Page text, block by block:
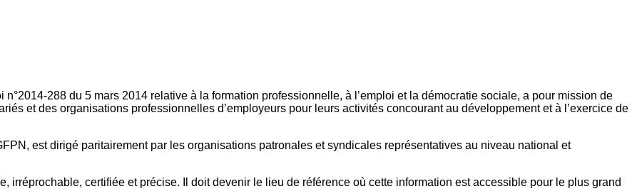
288 du 5 mars 2014 relative à la formation professionnelle, à l’emploi et la démocratie sociale, a pour mission de
et des organisations professionnelles d’employeurs pour leurs activités concourant au développement et à l’exercice de
est dirigé paritairement par les organisations patronales et syndicales représentatives au niveau national et
irréprochable, certifiée et précise. Il doit devenir le lieu de référence où cette information est accessible pour le plus grand